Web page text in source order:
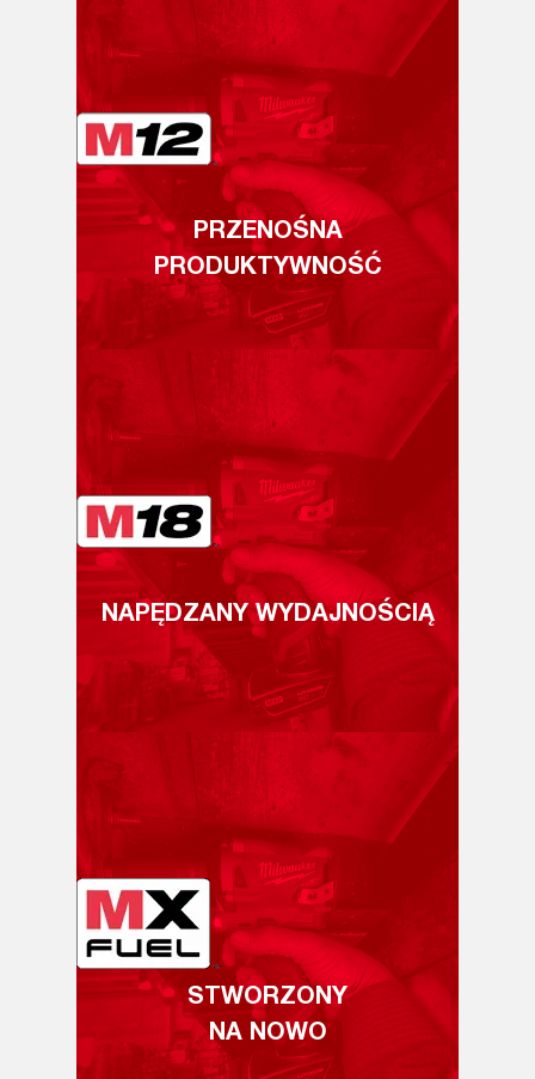
PRZENOŚNA
PRODUKTYWNOŚĆ
NAPĘDZANY WYDAJNOŚCIĄ
STWORZONY
NA NOWO